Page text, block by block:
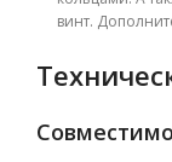
винт.